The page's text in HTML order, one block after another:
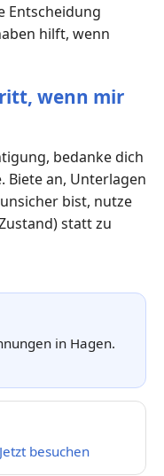
Entscheidung
hilft, wenn
wenn mir
bedanke dich
Biete an, Unterlagen
bist, nutze
statt zu
in Hagen.
Jetzt besuchen